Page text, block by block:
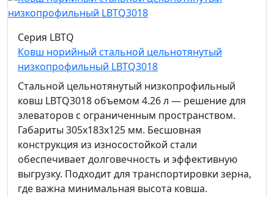
Серия LBTQ
Ковш норийный стальной цельнотянутый
низкопрофильный LBTQ3018
Стальной цельнотянутый низкопрофильный
ковш LBTQ3018 объемом 4.26 л — решение для
элеваторов с ограниченным пространством.
Габариты 305x183x125 мм. Бесшовная
конструкция из износостойкой стали
обеспечивает долговечность и эффективную
выгрузку. Подходит для транспортировки зерна,
где важна минимальная высота ковша.